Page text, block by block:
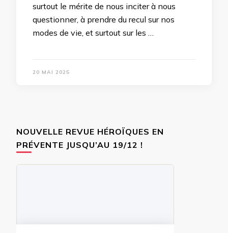
surtout le mérite de nous inciter à nous
questionner, à prendre du recul sur nos
modes de vie, et surtout sur les …
20 MAI 2025
NOUVELLE REVUE HÉROÏQUES EN
PRÉVENTE JUSQU’AU 19/12 !